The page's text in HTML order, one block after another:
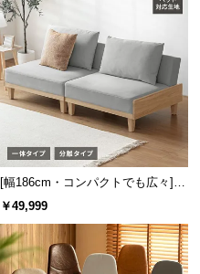
[幅186cm・コンパクトでも広々] 3
人掛けソファベッド リクライニン
グ 天然木フレーム 北欧
￥49,999